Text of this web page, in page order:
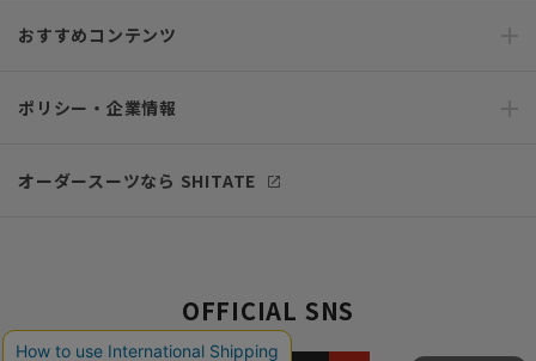
おすすめコンテンツ
ポリシー・企業情報
オーダースーツなら SHITATE
OFFICIAL SNS